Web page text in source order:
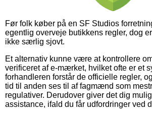
Før folk køber på en SF Studios
egentlig overveje butikkens regler, dog
ikke særlig sjovt.
Et alternativ kunne være at kontrollere
verificeret af e-mærket, hvilket ofte er et
forhandleren forstår de officielle regler,
tid til anden ses til af fagmænd som
regulativer. Derudover giver det dig
assistance, ifald du får udfordringer ved